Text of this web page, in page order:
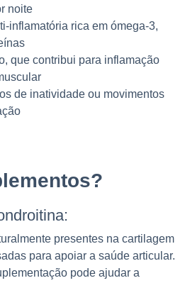
noite
inflamatória rica em ómega-3,
que contribui para inflamação
de inatividade ou movimentos
presentes na cartilagem
para apoiar a saúde articular.
pode ajudar a